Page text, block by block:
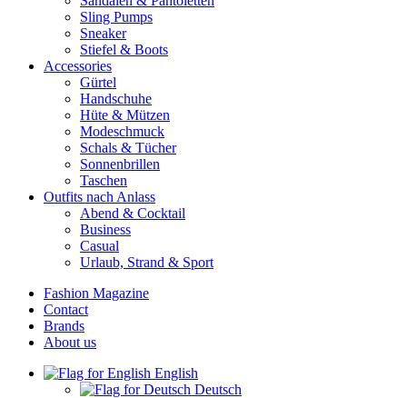
Sling Pumps
Sneaker
Stiefel & Boots
Accessories
Gürtel
Handschuhe
Hüte & Mützen
Modeschmuck
Schals & Tücher
Sonnenbrillen
Taschen
Outfits nach Anlass
Abend & Cocktail
Business
Casual
Urlaub, Strand & Sport
Fashion Magazine
Contact
Brands
About us
English
Deutsch